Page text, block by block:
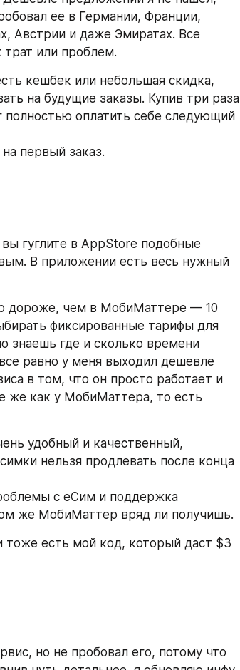
ее в Германии, Франции,
Австрии и даже Эмиратах. Все
или проблем.
кешбек или небольшая скидка,
на будущие заказы. Купив три раза
полностью оплатить себе следующий
первый заказ.
гуглите в AppStore подобные
В приложении есть весь нужный
дороже, чем в МобиМаттере — 10
фиксированные тарифы для
знаешь где и сколько времени
равно у меня выходил дешевле
в том, что он просто работает и
же как у МобиМаттера, то есть
удобный и качественный,
нельзя продлевать после конца
с еСим и поддержка
же МобиМаттер вряд ли получишь.
есть мой код, который даст $3
но не пробовал его, потому что